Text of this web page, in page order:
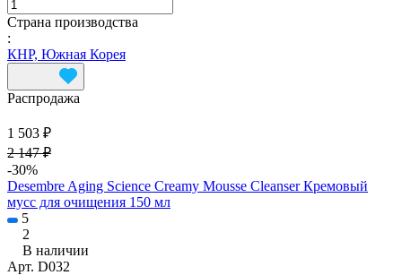
Страна производства
:
КНР, Южная Корея
Распродажа
1 503 ₽
2 147 ₽
-30%
Desembre Aging Science Creamy Mousse Cleanser Кремовый
мусс для очищения 150 мл
5
2
В наличии
Арт. D032